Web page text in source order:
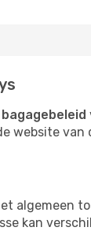
bagagebeleid
website
algemeen
kan